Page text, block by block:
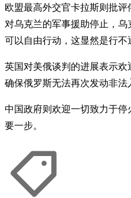
欧盟最高外交官卡拉斯则批
对乌克兰的军事援助停止，
可以自由行动，这显然是行不
英国对美俄谈判的进展表示欢
确保俄罗斯无法再次发动非法
中国政府则欢迎一切致力于
要一步。